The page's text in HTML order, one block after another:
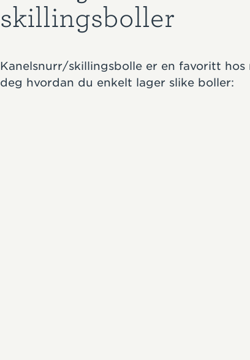
skillingsboller
Kanelsnurr/skillingsbolle er en favoritt
deg hvordan du enkelt lager slike boller: